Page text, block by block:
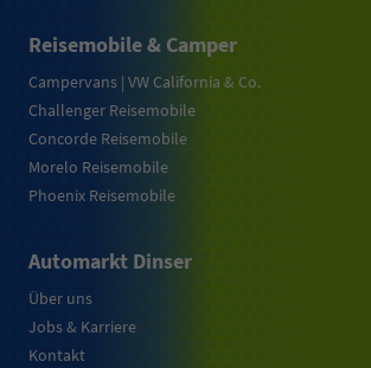
Reisemobile & Camper
Campervans | VW California & Co.
Challenger Reisemobile
Concorde Reisemobile
Morelo Reisemobile
Phoenix Reisemobile
Automarkt Dinser
Über uns
Jobs & Karriere
Kontakt